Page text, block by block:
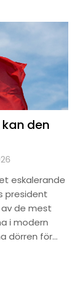
den
eskalerande
president
de mest
i modern
dörren för…